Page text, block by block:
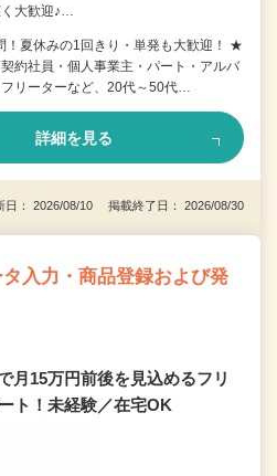
大歓迎♪…
！夏休みの1回きり・単発も大歓迎！ ★
約社員・個人事業主・パート・アルバ
リーターなど、20代～50代…
詳細を見る
日： 2026/08/10 掲載終了日： 2026/08/30
入力・商品登録および発
月15万円前後を見込めるフリ
ト！未経験／在宅OK